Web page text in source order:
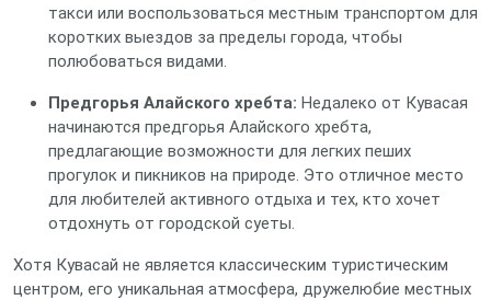
такси или воспользоваться местным транспортом для
коротких выездов за пределы города, чтобы
полюбоваться видами.
Предгорья Алайского хребта: Недалеко от Кувасая
начинаются предгорья Алайского хребта,
предлагающие возможности для легких пеших
прогулок и пикников на природе. Это отличное место
для любителей активного отдыха и тех, кто хочет
отдохнуть от городской суеты.
Хотя Кувасай не является классическим туристическим
центром, его уникальная атмосфера, дружелюбие местных